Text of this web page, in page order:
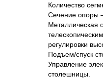
Количество
Сечение опоры
Металлическая
регулировки
Подъем/спуск
Управление
столешницы.